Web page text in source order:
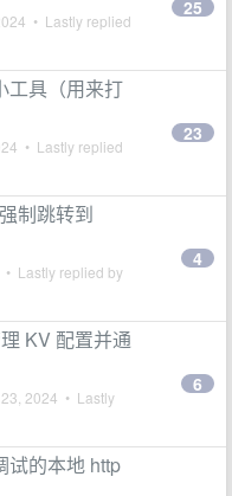
• Lastly replied
25
工具（用来打
• Lastly replied
23
制跳转到
• Lastly replied by
4
KV 配置并通
2024 • Lastly
6
试的本地 http